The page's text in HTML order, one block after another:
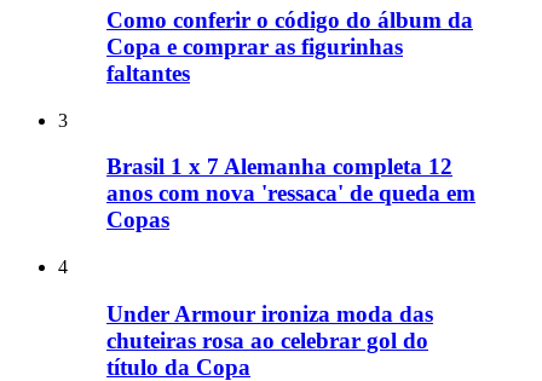
Como conferir o código do álbum da
Copa e comprar as figurinhas
faltantes
3
Brasil 1 x 7 Alemanha completa 12
anos com nova 'ressaca' de queda em
Copas
4
Under Armour ironiza moda das
chuteiras rosa ao celebrar gol do
título da Copa